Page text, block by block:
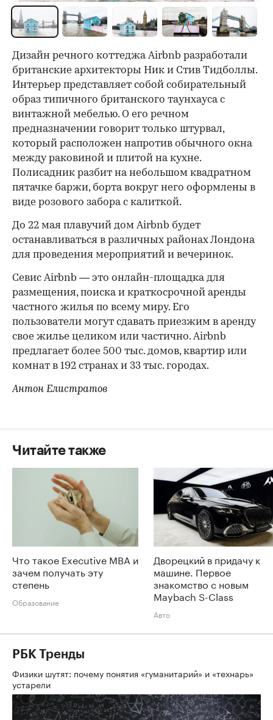
Дизайн речного коттеджа Airbnb разработали
британские архитекторы Ник и Стив Тидболлы.
Интерьер представляет собой собирательный
образ типичного британского таунхауса с
винтажной мебелью. О его речном
предназначении говорит только штурвал,
который расположен напротив обычного окна
между раковиной и плитой на кухне.
Полисадник разбит на небольшом квадратном
пятачке баржи, борта вокруг него оформлены в
виде розового забора с калиткой.
До 22 мая плавучий дом Airbnb будет
останавливаться в различных районах Лондона
для проведения мероприятий и вечеринок.
Севис Airbnb — это онлайн-площадка для
размещения, поиска и краткосрочной аренды
частного жилья по всему миру. Его
пользователи могут сдавать приезжим в аренду
свое жилье целиком или частично. Airbnb
предлагает более 500 тыс. домов, квартир или
комнат в 192 странах и 33 тыс. городах.
Антон Елистратов
Читайте также
Что такое Executive MBA и
зачем получать эту
степень
Образование
Дворецкий в придачу к
машине. Первое
знакомство с новым
Maybach S-Class
Авто
РБК Тренды
Физики шутят: почему понятия «гуманитарий» и «технарь»
устарели